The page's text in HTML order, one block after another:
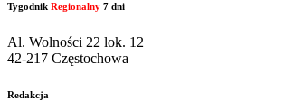
Tygodnik Regionalny 7 dni
Al. Wolności 22 lok. 12
42-217 Częstochowa
Redakcja